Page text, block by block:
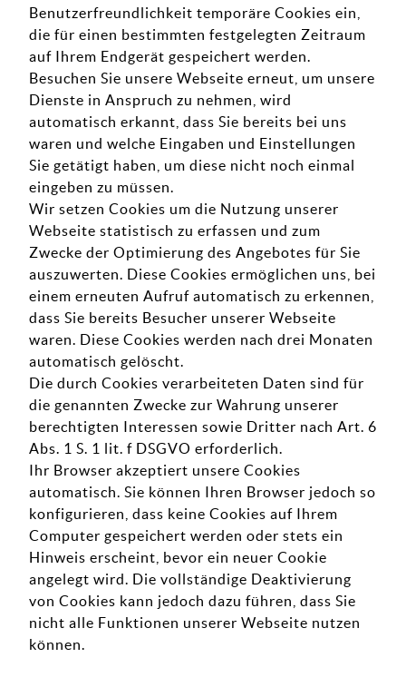
Benutzerfreundlichkeit temporäre Cookies ein,
die für einen bestimmten festgelegten Zeitraum
auf Ihrem Endgerät gespeichert werden.
Besuchen Sie unsere Webseite erneut, um unsere
Dienste in Anspruch zu nehmen, wird
automatisch erkannt, dass Sie bereits bei uns
waren und welche Eingaben und Einstellungen
Sie getätigt haben, um diese nicht noch einmal
eingeben zu müssen.
Wir setzen Cookies um die Nutzung unserer
Webseite statistisch zu erfassen und zum
Zwecke der Optimierung des Angebotes für Sie
auszuwerten. Diese Cookies ermöglichen uns, bei
einem erneuten Aufruf automatisch zu erkennen,
dass Sie bereits Besucher unserer Webseite
waren. Diese Cookies werden nach drei Monaten
automatisch gelöscht.
Die durch Cookies verarbeiteten Daten sind für
die genannten Zwecke zur Wahrung unserer
berechtigten Interessen sowie Dritter nach Art. 6
Abs. 1 S. 1 lit. f DSGVO erforderlich.
Ihr Browser akzeptiert unsere Cookies
automatisch. Sie können Ihren Browser jedoch so
konfigurieren, dass keine Cookies auf Ihrem
Computer gespeichert werden oder stets ein
Hinweis erscheint, bevor ein neuer Cookie
angelegt wird. Die vollständige Deaktivierung
von Cookies kann jedoch dazu führen, dass Sie
nicht alle Funktionen unserer Webseite nutzen
können.